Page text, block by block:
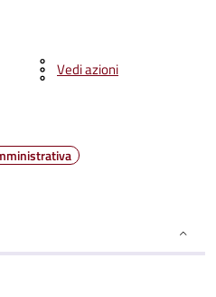
Vedi azioni